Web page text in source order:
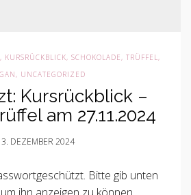
, KURSRÜCKBLICK, SCHOKOLADE, TRÜFFEL,
, UNCATEGORIZED
Kursrückblick –
am 27.11.2024
3. DEZEMBER 2024
Bitte gib unten